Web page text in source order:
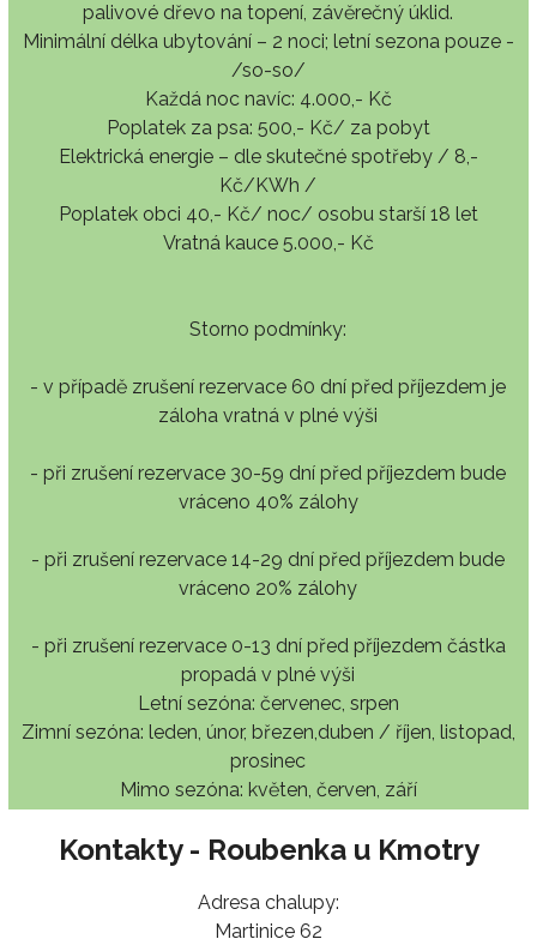
palivové dřevo na topení, závěrečný úklid.
Minimální délka ubytování – 2 noci; letní sezona pouze -
/so-so/
Každá noc navíc: 4.000,- Kč
Poplatek za psa: 500,- Kč/ za pobyt
Elektrická energie – dle skutečné spotřeby / 8,-
Kč/KWh /
Poplatek obci 40,- Kč/ noc/ osobu starší 18 let
Vratná kauce 5.000,- Kč
Storno podmínky:
- v případě zrušení rezervace 60 dní před příjezdem je
záloha vratná v plné výši
- při zrušení rezervace 30-59 dní před příjezdem bude
vráceno 40% zálohy
- při zrušení rezervace 14-29 dní před příjezdem bude
vráceno 20% zálohy
- při zrušení rezervace 0-13 dní před příjezdem částka
propadá v plné výši
Letní sezóna: červenec, srpen
Zimní sezóna: leden, únor, březen,duben / říjen, listopad,
prosinec
Mimo sezóna: květen, červen, září
Kontakty - Roubenka u Kmotry
Adresa chalupy:
Martinice 62